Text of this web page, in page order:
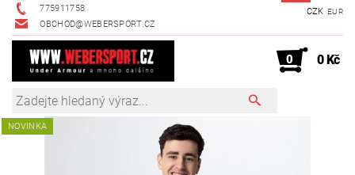
775911758
OBCHOD@WEBERSPORT.CZ
CZK EUR
0 0 Kč
NOVINKA